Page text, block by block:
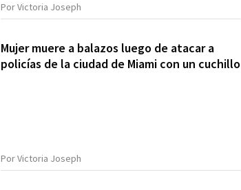
Por Victoria Joseph
Mujer muere a balazos luego de atacar a
policías de la ciudad de Miami con un cuchillo
Por Victoria Joseph